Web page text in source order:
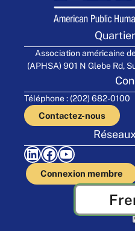
Association américaine
(APHSA) 901 N Glebe Rd,
Téléphone : (202) 682-0100
Contactez-nous
LinkedIn Facebook YouTube
Connexion membre